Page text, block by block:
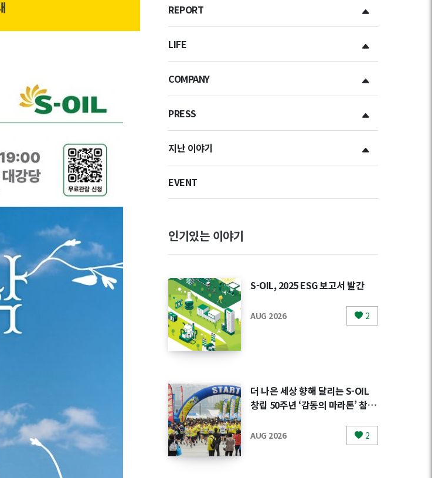
REPORT
LIFE
COMPANY
PRESS
지난 이야기
EVENT
인기있는 이야기
S-OIL, 2025 ESG 보고서 발간
AUG 2026 2
더 나은 세상 향해 달리는 S-OIL
창립 50주년 ‘감동의 마라톤’ 참가
AUG 2026 2